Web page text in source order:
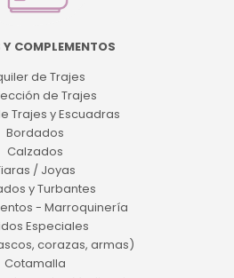
Y COMPLEMENTOS
de Trajes
de Trajes
Trajes y Escuadras
Bordados
Calzados
/ Joyas
y Turbantes
- Marroquinería
Especiales
corazas, armas)
Cotamalla